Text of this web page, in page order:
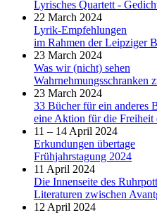
Lyrisches Quartett -
22 March 2024
Lyrik-Empfehlungen
im Rahmen der Leipziger
23 March 2024
Was wir (nicht) sehen
Wahrnehmungsschranken
23 March 2024
33 Bücher für ein anderes
eine Aktion für die Freiheit
11 – 14 April 2024
Erkundungen übertage
Frühjahrstagung 2024
11 April 2024
Die Innenseite des
Literaturen zwischen
12 April 2024